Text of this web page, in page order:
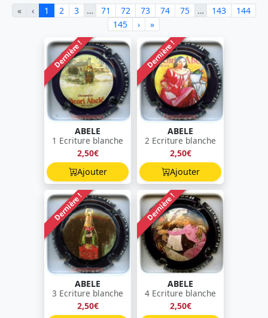
« ‹ 1 2 3 … 71 72 73 74 75 … 143
144
145
› »
Dernière !
ABELE
1 Ecriture blanche
2,50€
Ajouter
Dernière !
ABELE
2 Ecriture blanche
2,50€
Ajouter
Dernière !
ABELE
3 Ecriture blanche
2,50€
Dernière !
ABELE
4 Ecriture blanche
2,50€